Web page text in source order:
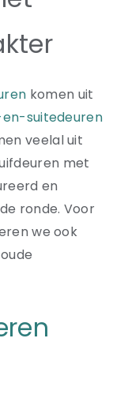
komen uit
suitedeuren
veelal uit
met
en
ronde. Voor
we ook